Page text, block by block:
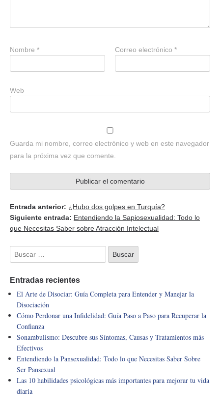
Nombre * Correo electrónico*
Web
Guarda mi nombre, correo electrónico y web en este navegador
para la próxima vez que comente.
Entrada anterior: ¿Hubo dos golpes en Turquía?
Siguiente entrada: Entendiendo la Sapiosexualidad: Todo lo
que Necesitas Saber sobre Atracción Intelectual
Entradas recientes
El Arte de Disociar: Guía Completa para Entender y Manejar la
Disociación
Cómo Perdonar una Infidelidad: Guía Paso a Paso para Recuperar la
Confianza
Sonambulismo: Descubre sus Síntomas, Causas y Tratamientos más
Efectivos
Entendiendo la Pansexualidad: Todo lo que Necesitas Saber Sobre
Ser Pansexual
Las 10 habilidades psicológicas más importantes para mejorar tu vida
diaria